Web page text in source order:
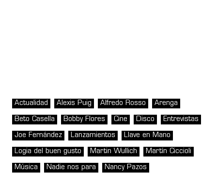
Actualidad Alexis Puig Alfredo Rosso Arenga
Beto Casella Bobby Flores Cine Disco Entrevistas
Joe Fernández Lanzamientos Llave en Mano
Logia del buen gusto Martin Wullich Martín Ciccioli
Música Nadie nos para Nancy Pazos